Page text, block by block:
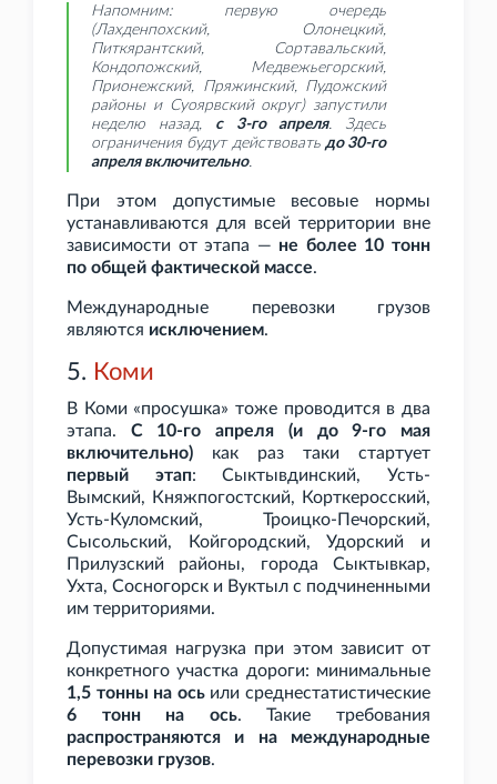
Напомним: первую очередь
(Лахденпохский, Олонецкий,
Питкярантский, Сортавальский,
Кондопожский, Медвежьегорский,
Прионежский, Пряжинский, Пудожский
районы и Суоярвский округ) запустили
неделю назад, с 3-го апреля. Здесь
ограничения будут действовать до 30-го
апреля включительно.
При этом допустимые весовые нормы
устанавливаются для всей территории вне
зависимости от этапа — не более 10 тонн
по общей фактической массе.
Международные перевозки грузов
являются исключением.
5. Коми
В Коми «просушка» тоже проводится в два
этапа. С 10-го апреля (и до 9-го мая
включительно) как раз таки стартует
первый этап: Сыктывдинский, Усть-
Вымский, Княжпогостский, Корткеросский,
Усть-Куломский, Троицко-Печорский,
Сысольский, Койгородский, Удорский и
Прилузский районы, города Сыктывкар,
Ухта, Сосногорск и Вуктыл с подчиненными
им территориями.
Допустимая нагрузка при этом зависит от
конкретного участка дороги: минимальные
1,5 тонны на осьили среднестатистические
6
тонн на ось. Такие требования
распространяются и на международные
перевозки грузов.